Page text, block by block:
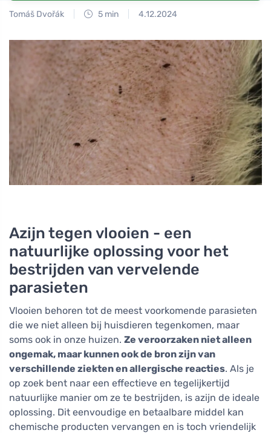
Tomáš Dvořák 5 min 4.12.2024
Azijn tegen vlooien - een
natuurlijke oplossing voor het
bestrijden van vervelende
parasieten
Vlooien behoren tot de meest voorkomende parasieten
die we niet alleen bij huisdieren tegenkomen, maar
soms ook in onze huizen. Ze veroorzaken niet alleen
ongemak, maar kunnen ook de bron zijn van
verschillende ziekten en allergische reacties. Als je
op zoek bent naar een effectieve en tegelijkertijd
natuurlijke manier om ze te bestrijden, is azijn de ideale
oplossing. Dit eenvoudige en betaalbare middel kan
chemische producten vervangen en is toch vriendelijk